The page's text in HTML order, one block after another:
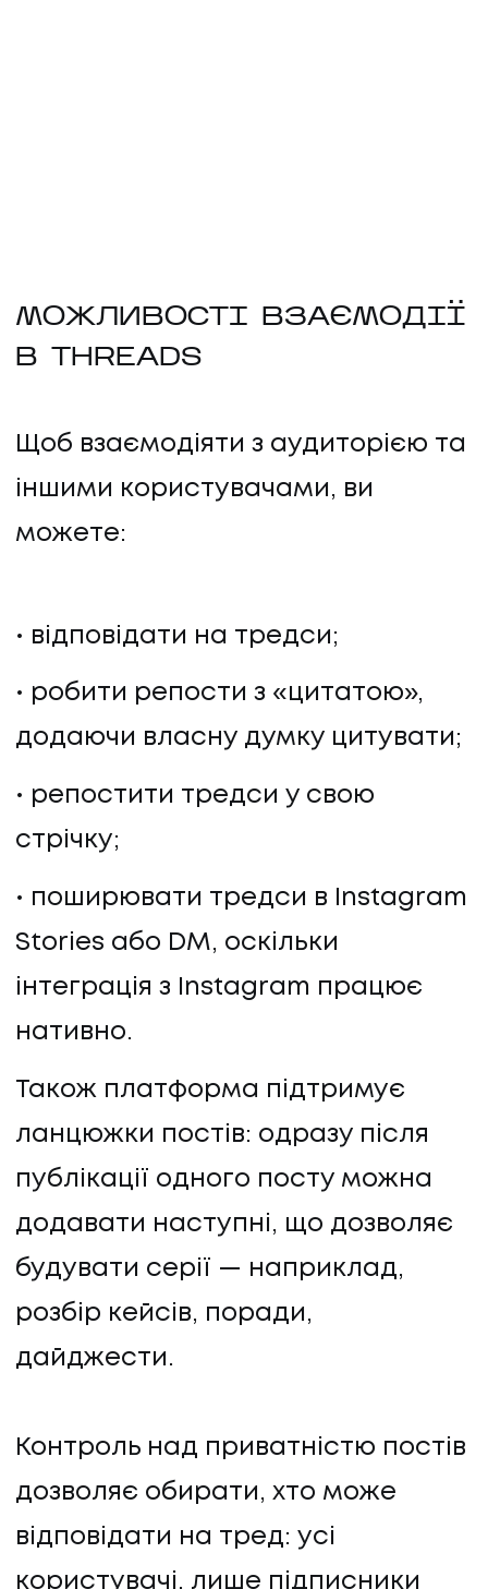
МОЖЛИВОСТІ ВЗАЄМОДІЇ
В THREADS
Щоб взаємодіяти з аудиторією та
іншими користувачами, ви
можете:
відповідати на тредси;
робити репости з «цитатою»,
додаючи власну думку цитувати;
репостити тредси у свою
стрічку;
поширювати тредси в Instagram
Stories або DM, оскільки
інтеграція з Instagram працює
нативно.
Також платформа підтримує
ланцюжки постів: одразу після
публікації одного посту можна
додавати наступні, що дозволяє
будувати серії — наприклад,
розбір кейсів, поради,
дайджести.
Контроль над приватністю постів
дозволяє обирати, хто може
відповідати на тред: усі
користувачі, лише підписники